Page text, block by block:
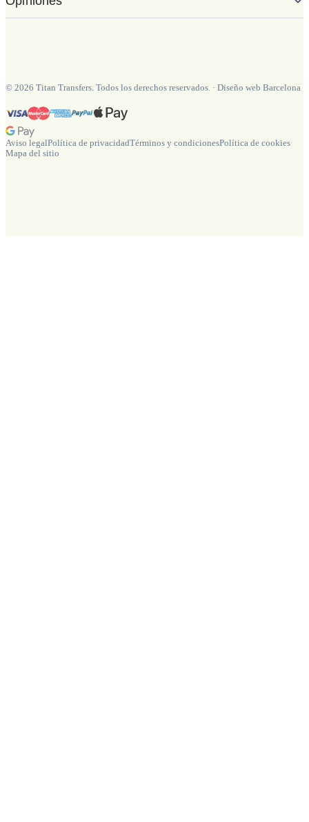
© 2026 Titan Transfers. Todos los derechos reservados. · Diseño web Barcelona
Aviso legalPolítica de privacidadTérminos y condicionesPolítica de cookies
Mapa del sitio